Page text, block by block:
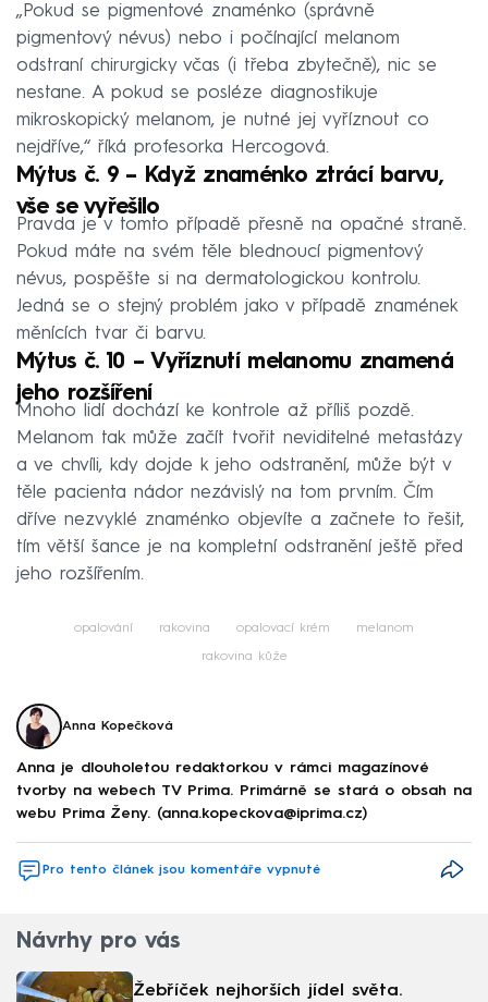
„Pokud se pigmentové znaménko (správně
pigmentový névus) nebo i počínající melanom
odstraní chirurgicky včas (i třeba zbytečně), nic se
nestane. A pokud se posléze diagnostikuje
mikroskopický melanom, je nutné jej vyříznout co
nejdříve,“ říká profesorka Hercogová.
Mýtus č. 9 – Když znaménko ztrácí barvu,
vše se vyřešilo
Pravda je v tomto případě přesně na opačné straně.
Pokud máte na svém těle blednoucí pigmentový
névus, pospěšte si na dermatologickou kontrolu.
Jedná se o stejný problém jako v případě znamének
měnících tvar či barvu.
Mýtus č. 10 – Vyříznutí melanomu znamená
jeho rozšíření
Mnoho lidí dochází ke kontrole až příliš pozdě.
Melanom tak může začít tvořit neviditelné metastázy
a ve chvíli, kdy dojde k jeho odstranění, může být v
těle pacienta nádor nezávislý na tom prvním. Čím
dříve nezvyklé znaménko objevíte a začnete to řešit,
tím větší šance je na kompletní odstranění ještě před
jeho rozšířením.
opalování rakovina opalovací krém melanom
rakovina kůže
Anna Kopečková
Anna je dlouholetou redaktorkou v rámci magazínové
tvorby na webech TV Prima. Primárně se stará o obsah na
webu Prima Ženy. (anna.kopeckova@iprima.cz)
Pro tento článek jsou komentáře vypnuté
Návrhy pro vás
Žebříček nejhorších jídel světa.